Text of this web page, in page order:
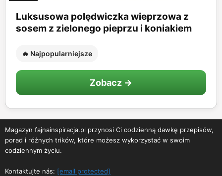
Luksusowa polędwiczka wieprzowa z
sosem z zielonego pieprzu i koniakiem
🔥 Najpopularniejsze
Zobacz →
Magazyn fajnainspiracja.pl przynosi Ci codzienną dawkę przepisów,
porad i różnych trików, które możesz wykorzystać w swoim
codziennym życiu.
Kontaktujte nás: [email protected]